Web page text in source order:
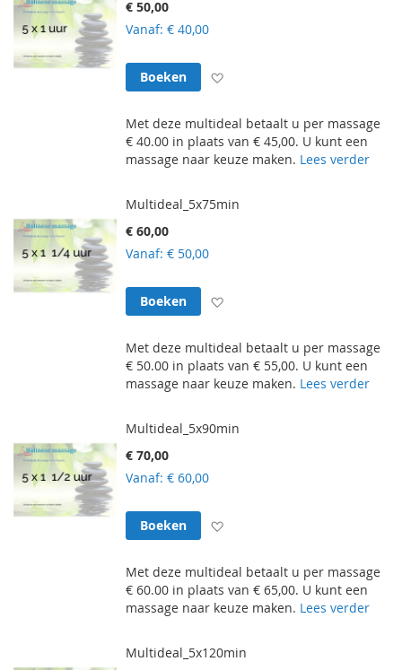
€ 50,00
Vanaf € 40,00
Boeken
Met deze multideal betaalt u per massage
€ 40.00 in plaats van € 45,00. U kunt een
massage naar keuze maken. Lees verder
Multideal_5x75min
€ 60,00
Vanaf € 50,00
Boeken
Met deze multideal betaalt u per massage
€ 50.00 in plaats van € 55,00. U kunt een
massage naar keuze maken. Lees verder
Multideal_5x90min
€ 70,00
Vanaf € 60,00
Boeken
Met deze multideal betaalt u per massage
€ 60.00 in plaats van € 65,00. U kunt een
massage naar keuze maken. Lees verder
Multideal_5x120min